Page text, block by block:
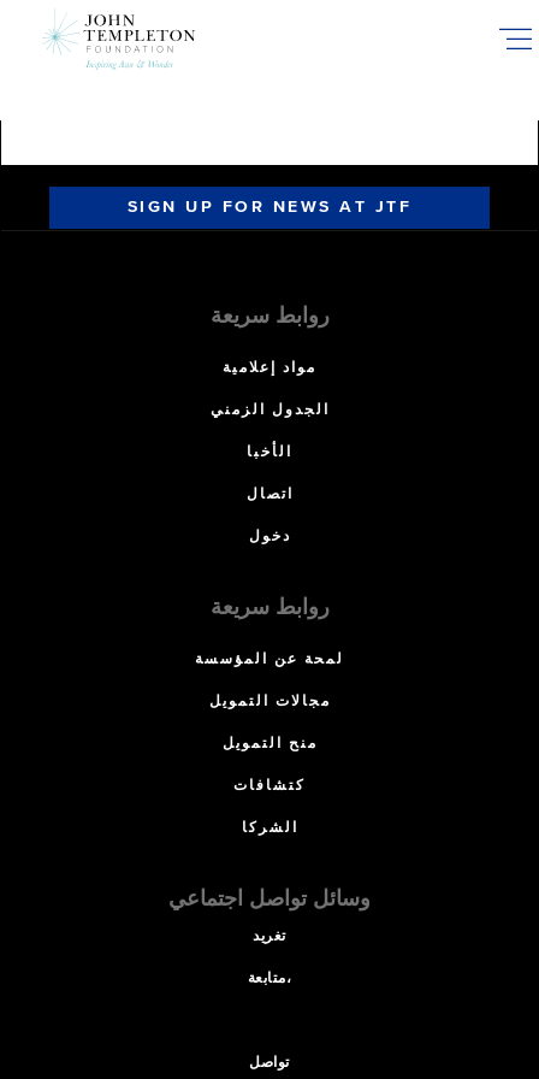
SIGN UP FOR NEWS AT JTF
روابط سريعة
مواد إعلامية
الجدول الزمني
الأخبا
اتصال
دخول
روابط سريعة
لمحة عن المؤسسة
مجالات التمويل
منح التمويل
كتشافات
الشركا
وسائل تواصل اجتماعي
تغريد
متابعة،
تواصل